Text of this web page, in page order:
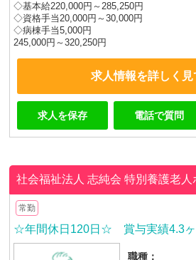
◇基本給220,000円～285,250円
◇資格手当20,000円～30,000円
◇病棟手当5,000円
245,000円～320,250円
求人情報を詳しく見
求人を保存 電話で質問
社会福祉法人 志純会特別養護老
常勤
☆年間休日120日☆ 賞与実績4.3
職種：